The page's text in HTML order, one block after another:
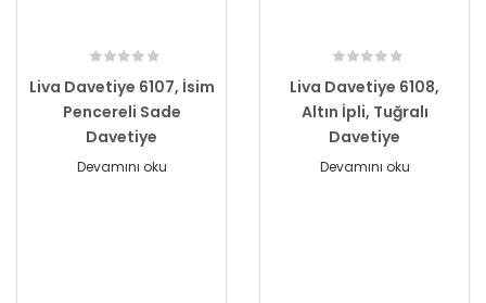
Liva Davetiye 6107, İsim
Pencereli Sade
Davetiye
Devamını oku
Liva Davetiye 6108,
Altın İpli, Tuğralı
Davetiye
Devamını oku